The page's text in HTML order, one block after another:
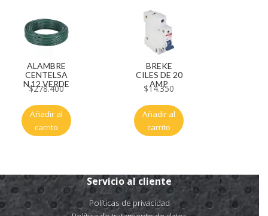
ALAMBRE
CENTELSA
N 12 VERDE
$278.400
Añadir al
carrito
BREKE
CILES DE 20
AMP
$14.350
Añadir al
carrito
Servicio al cliente
Políticas de privacidad